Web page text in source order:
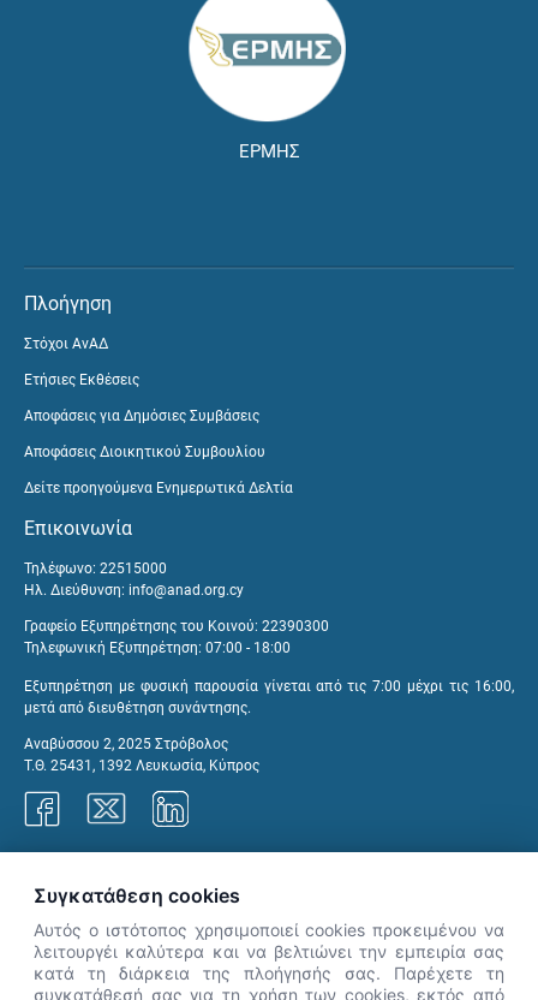
ΕΡΜΗΣ
Πλοήγηση
Στόχοι ΑνΑΔ
Ετήσιες Εκθέσεις
Αποφάσεις για Δημόσιες Συμβάσεις
Αποφάσεις Διοικητικού Συμβουλίου
Δείτε προηγούμενα Ενημερωτικά Δελτία
Επικοινωνία
Τηλέφωνο: 22515000
Ηλ. Διεύθυνση: info@anad.org.cy
Γραφείο Εξυπηρέτησης του Κοινού: 22390300
Τηλεφωνική Εξυπηρέτηση: 07:00 - 18:00
Εξυπηρέτηση με φυσική παρουσία γίνεται από τις 7:00 μέχρι τις 16:00,
μετά από διευθέτηση συνάντησης.
Αναβύσσου 2, 2025 Στρόβολος
Τ.Θ. 25431, 1392 Λευκωσία, Κύπρος
Συγκατάθεση cookies
Αυτός ο ιστότοπος χρησιμοποιεί cookies προκειμένου να
λειτουργέι καλύτερα και να βελτιώνει την εμπειρία σας
κατά τη διάρκεια της πλοήγησής σας. Παρέχετε τη
συγκατάθεσή σας για τη χρήση των cookies, εκτός από